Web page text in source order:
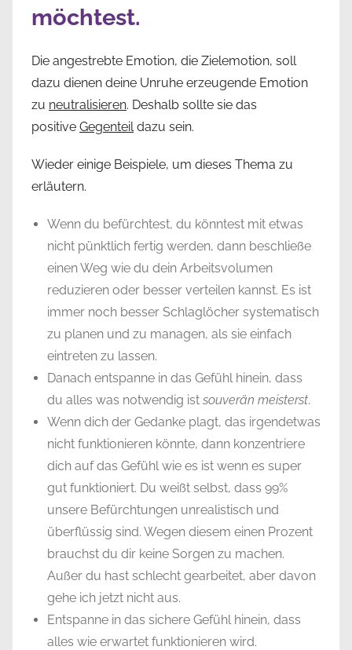
möchtest.
Die angestrebte Emotion, die Zielemotion, soll
dazu dienen deine Unruhe erzeugende Emotion
zu neutralisieren. Deshalb sollte sie das
positive Gegenteil dazu sein.
Wieder einige Beispiele, um dieses Thema zu
erläutern.
Wenn du befürchtest, du könntest mit etwas
nicht pünktlich fertig werden, dann beschließe
einen Weg wie du dein Arbeitsvolumen
reduzieren oder besser verteilen kannst. Es ist
immer noch besser Schlaglöcher systematisch
zu planen und zu managen, als sie einfach
eintreten zu lassen.
Danach entspanne in das Gefühl hinein, dass
du alles was notwendig ist souverän meisterst.
Wenn dich der Gedanke plagt, das irgendetwas
nicht funktionieren könnte, dann konzentriere
dich auf das Gefühl wie es ist wenn es super
gut funktioniert. Du weißt selbst, dass 99%
unsere Befürchtungen unrealistisch und
überflüssig sind. Wegen diesem einen Prozent
brauchst du dir keine Sorgen zu machen.
Außer du hast schlecht gearbeitet, aber davon
gehe ich jetzt nicht aus.
Entspanne in das sichere Gefühl hinein, dass
alles wie erwartet funktionieren wird.